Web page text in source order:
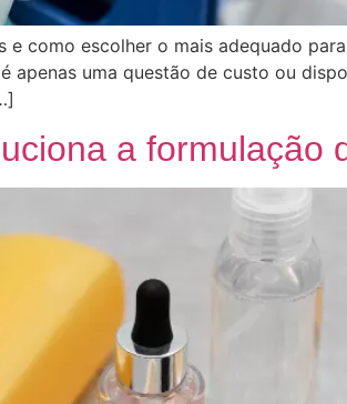
como escolher o mais adequado
uma questão de custo ou
a formulação